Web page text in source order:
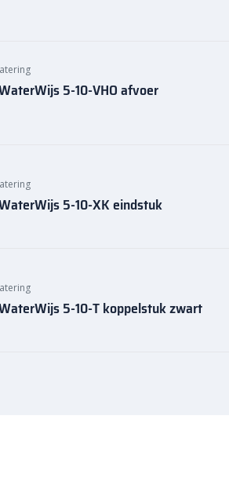
5-10-VHO afvoer
5-10-XK eindstuk
5-10-T koppelstuk zwart